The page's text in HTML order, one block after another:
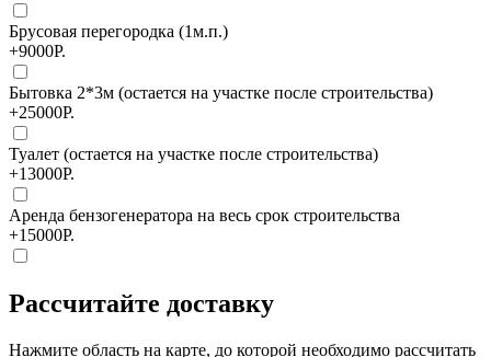
Брусовая перегородка (1м.п.)
+9000Р.
Бытовка 2*3м (остается на участке после строительства)
+25000Р.
Туалет (остается на участке после строительства)
+13000Р.
Аренда бензогенератора на весь срок строительства
+15000Р.
Рассчитайте доставку
Нажмите область на карте, до которой необходимо рассчитать